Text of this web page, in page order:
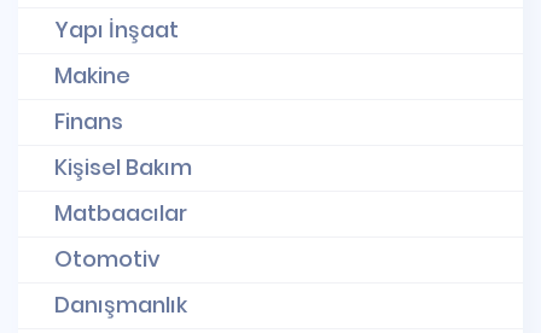
Yapı İnşaat
Makine
Finans
Kişisel Bakım
Matbaacılar
Otomotiv
Danışmanlık